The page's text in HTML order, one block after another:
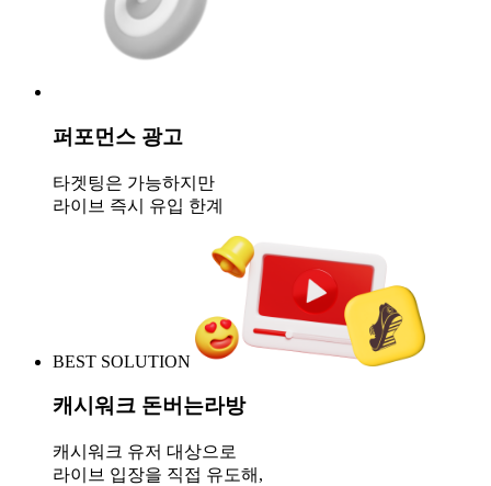
퍼포먼스 광고
타겟팅은 가능하지만
라이브 즉시 유입 한계
BEST SOLUTION
캐시워크 돈버는라방
캐시워크 유저 대상으로
라이브 입장을 직접 유도해,